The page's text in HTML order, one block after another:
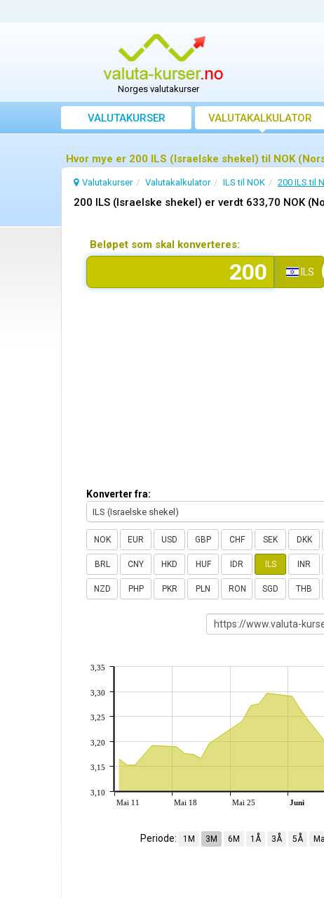
Norges valutakurser
VALUTAKURSER VALUTAKALKULATOR
Hvor mye er 200 ILS (Israelske shekel) til NOK
Valutakurser Valutakalkulator ILS til NOK 200 ILS til
200 ILS (Israelske shekel) er verdt 633,70 NOK
Beløpet som skal konverteres:
ILS
Konverter fra:
ILS (Israelske shekel)
NOK EUR USD GBP CHF SEK DKK
BRL CNY HKD HUF IDR ILS INR
NZD PHP PKR PLN RON SGD THB
Mai 11 Mai 18 Mai 25 Juni
3,10
3,15
3,20
3,25
3,30
3,35
Periode: 1M 3M 6M 1Å 3Å 5Å